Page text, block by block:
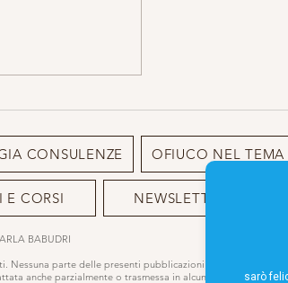
CONSULENZE OFIUCO NEL TEMA
E CORSI NEWSLETTER
BABUDRI
Nessuna parte delle presenti pubblicazioni o sito può essere
anche parzialmente o trasmessa in alcun modo,
sarò